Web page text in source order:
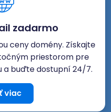
zadarmo
ceny domény. Získajte
priestorom pre
a buďte dostupní 24/7.
viac